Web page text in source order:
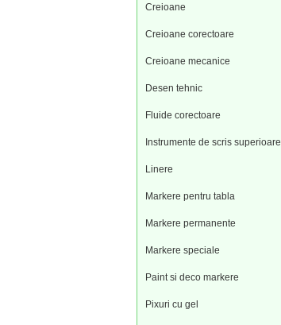
Creioane
Creioane corectoare
Creioane mecanice
Desen tehnic
Fluide corectoare
Instrumente de scris superioare
Linere
Markere pentru tabla
Markere permanente
Markere speciale
Paint si deco markere
Pixuri cu gel